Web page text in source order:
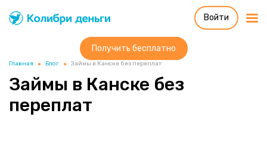
Войти
Главная Блог Займы в Канске без переплат
Займы в Канске без
переплат
Получить бесплатно